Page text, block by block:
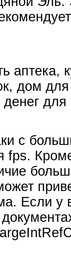
аптека,
дом
для
с
fps.
Если у